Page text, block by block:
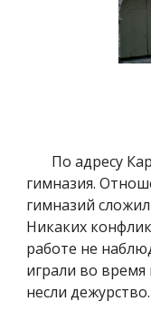
По адресу
гимназия.
гимназий
Никаких
работе не
играли во
несли дежурство.